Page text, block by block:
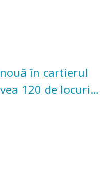
în cartierul
120 de locuri